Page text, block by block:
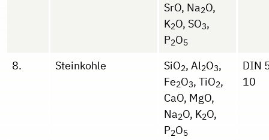
SrO, Na2O,
K2O, SO3,
P2O5
8. Steinkohle SiO2, Al2O3,
Fe2O3, TiO2,
CaO, MgO,
Na2O, K2O,
P2O5
DIN
10